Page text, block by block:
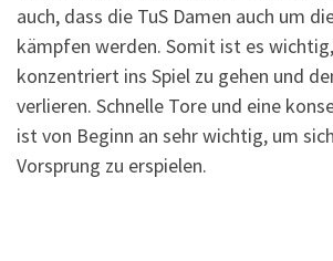
auch, dass die TuS Damen auch um
kämpfen werden. Somit ist es
konzentriert ins Spiel zu gehen und
verlieren. Schnelle Tore und eine
ist von Beginn an sehr wichtig, um
Vorsprung zu erspielen.